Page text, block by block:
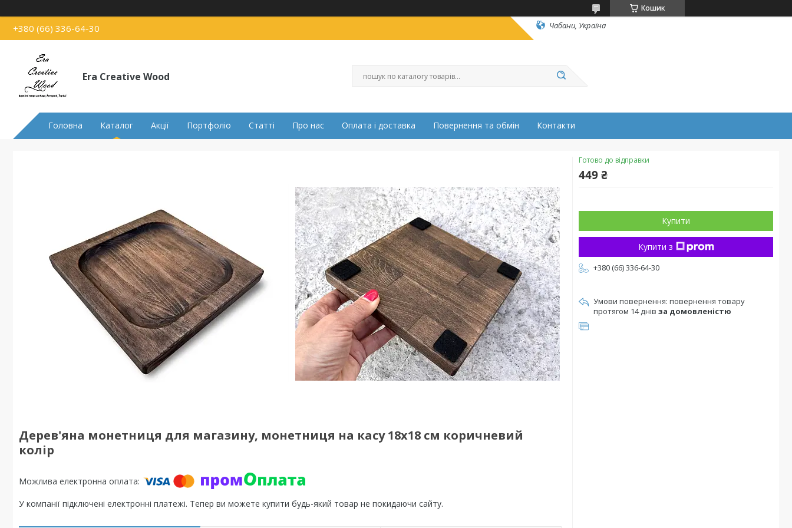
Кошик
+380 (66) 336-64-30 Чабани, Україна
Era Creative Wood
Головна Каталог Акції Портфоліо Статті Про нас Оплата і доставка Повернення та обмін Контакти
Дерев'яна монетниця для магазину, монетниця на касу 18х18 см коричневий
колір
У компанії підключені електронні платежі. Тепер ви можете купити будь-який товар не покидаючи сайту.
Готово до відправки
449 ₴
Купити
Купити з
+380 (66) 336-64-30
повернення товару
протягом 14 днів за домовленістю